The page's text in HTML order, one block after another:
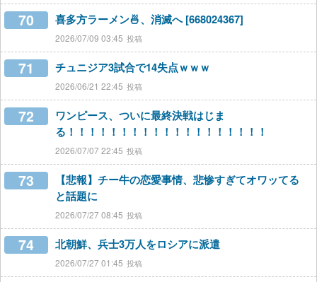
70 喜多方ラーメン🍜、消滅へ [668024367]
2026/07/09 03:45
71 チュニジア3試合で14失点ｗｗｗ
2026/06/21 22:45
72
ワンピース、ついに最終決戦はじま
る！！！！！！！！！！！！！！！！！！！
2026/07/07 22:45
73
【悲報】チー牛の恋愛事情、悲惨すぎてオワッてる
と話題に
2026/07/27 08:45
74 北朝鮮、兵士3万人をロシアに派遣
2026/07/27 01:45